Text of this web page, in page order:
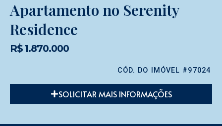
Apartamento no Serenity
Residence
R$ 1.870.000
CÓD. DO IMÓVEL #97024
SOLICITAR MAIS INFORMAÇÕES